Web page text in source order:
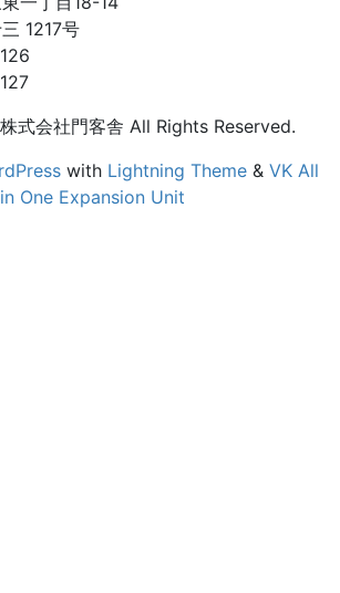
1217号
式会社門客舎 All Rights Reserved.
with Lightning Theme & VK All
in One Expansion Unit